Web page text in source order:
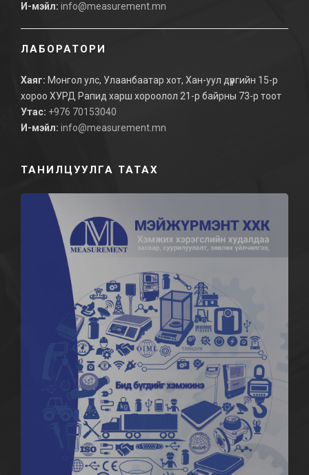
И-мэйл: info@measurement.mn
ЛАБОРАТОРИ
Хаяг: Монгол улс, Улаанбаатар хот, Хан-уул дүүргийн 15-р
хороо ХУРД Рапид харш хороолол 21-р байрны 73-р тоот
Утас: +976 70153040
И-мэйл: info@measurement.mn
ТАНИЛЦУУЛГА ТАТАХ